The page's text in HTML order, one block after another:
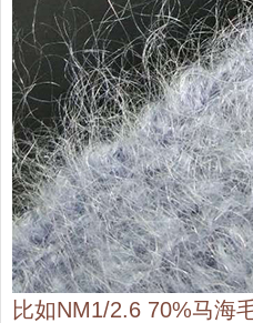
比如NM1/2.6 70%马海